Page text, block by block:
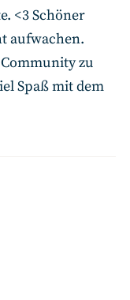
<3 Schöner
aufwachen.
zu
Spaß mit dem